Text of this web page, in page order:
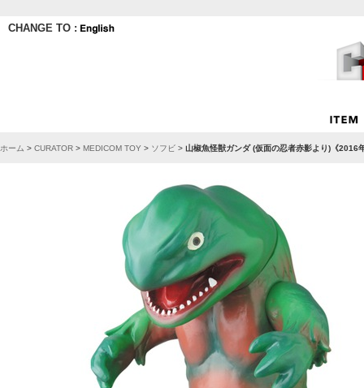
CHANGE TO :
ホーム > CURATOR > MEDICOM TOY > ソフビ > 山椒魚怪獣ガンダ (仮面の忍者赤影より)《2016